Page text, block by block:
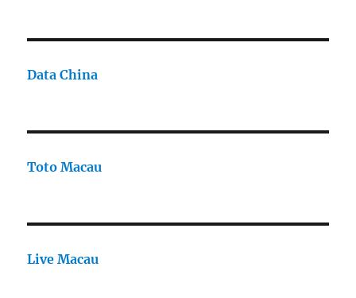
Data China
Toto Macau
Live Macau